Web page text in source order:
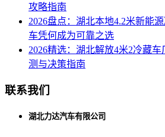
攻略指南
2026盘点：湖北本地4.2米新能
车凭何成为可靠之选
2026精选：湖北解放4米2冷藏
测与决策指南
联系我们
湖北力达汽车有限公司